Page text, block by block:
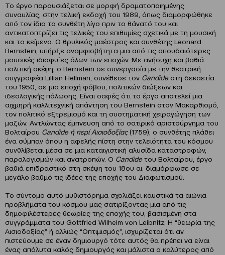
Το έργο παρουσιάζεται σε μορφή δραματοποιημένης
συναυλίας, στην τελική εκδοχή του 1989, όπως διαμορφώθηκε
από τον ίδιο το συνθέτη λίγο πριν το θάνατό του και
αντικατοπτρίζει τις τελικές του επιθυμίες σχετικά με τη μουσική
και το κείμενο. Ο θρυλικός μαέστρος και συνθέτης Leonard
Bernstein, υπήρξε αναμφισβήτητα μια από τις σπουδαιότερες
μουσικές ιδιοφυΐες όλων των εποχών. Με ανήσυχη και βαθιά
πολιτική σκέψη, ο Bernstein σε συνεργασία με την θεατρική
συγγραφέα Lillian Hellman, συνέθεσε τον Candideστη δεκαετία
του 1950, σε μια εποχή φόβου, πολιτικών διώξεων και
ιδεολογικής πόλωσης. Είναι σαφές ότι το έργο αποτελεί μια
αιχμηρή καλλιτεχνική απάντηση του Bernstein στον Μακαρθισμό,
τον πολιτικό εξτρεμισμό και τη συστηματική χειραγώγηση των
μαζών. Αντλώντας έμπνευση από το σατιρικό αριστούργημα του
Βολταίρου Candide ή περί Αισιοδοξίας(1759), ο συνθέτης πλάθει
ένα σύμπαν όπου η αφελής πίστη στην τελειότητα του κόσμου
συνθλίβεται μέσα σε μια καταιγιστική αλυσίδα καταστροφών,
παραλογισμών και ανατροπών. Ο Candideτου Βολταίρου, έργο
βαθιά επιδραστικό στη σκέψη του 18ου αι. διαμόρφωσε σε
μεγάλο βαθμό τις ιδέες της εποχής του Διαφωτισμού.
Το σύντομο αυτό μυθιστόρημα σχολιάζει καυστικά τα αιώνια
προβλήματα του κόσμου μας σατιρίζοντας μια από τις
δημοφιλέστερες θεωρίες της εποχής του, βασισμένη στα
συγγράμματα του Gottfried Wilhelm von Leibnitz: Η “θεωρία της
Αισιοδοξίας” ή αλλιώς “Οπτιμισμός”, ισχυρίζεται ότι αν
πιστεύουμε σε έναν δημιουργό τότε αυτός θα πρέπει να είναι
ένας απόλυτα καλός δημιουργός και μάλιστα ο καλύτερος από